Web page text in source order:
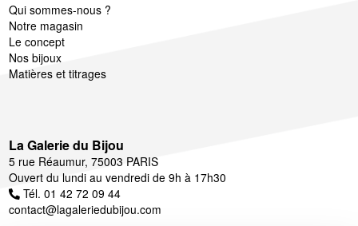
Qui sommes-nous ?
Notre magasin
Le concept
Nos bijoux
Matières et titrages
La Galerie du Bijou
5 rue Réaumur, 75003 PARIS
Ouvert du lundi au vendredi de 9h à 17h30
Tél. 01 42 72 09 44
contact@lagaleriedubijou.com